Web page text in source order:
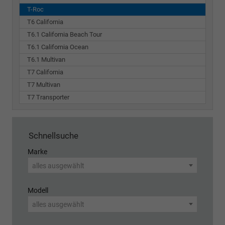
T-Roc
T6 California
T6.1 California Beach Tour
T6.1 California Ocean
T6.1 Multivan
T7 California
T7 Multivan
T7 Transporter
Schnellsuche
Marke
alles ausgewählt
Modell
alles ausgewählt